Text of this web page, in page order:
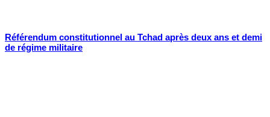
Référendum constitutionnel au Tchad après deux ans et demi
de régime militaire